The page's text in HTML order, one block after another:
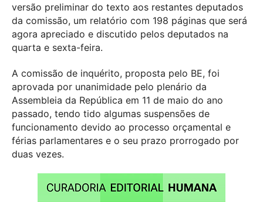
versão preliminar do texto aos restantes deputados
da comissão, um relatório com 198 páginas que será
agora apreciado e discutido pelos deputados na
quarta e sexta-feira.
A comissão de inquérito, proposta pelo BE, foi
aprovada por unanimidade pelo plenário da
Assembleia da República em 11 de maio do ano
passado, tendo tido algumas suspensões de
funcionamento devido ao processo orçamental e
férias parlamentares e o seu prazo prorrogado por
duas vezes.